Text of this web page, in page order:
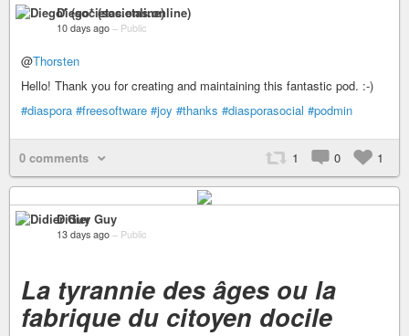
Diego* (societas.online)
10 days ago – Public
@Thorsten
Hello! Thank you for creating and maintaining this fantastic pod. :-)
#diaspora #freesoftware #joy #thanks #diasporasocial #podmin
0 comments 1 0 1
Didier Guy
13 days ago – Public
La tyrannie des âges ou la
fabrique du citoyen docile